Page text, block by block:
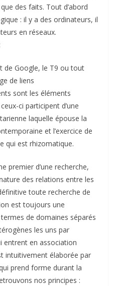
des faits. Tout d’abord
: il y a des ordinateurs, il
en réseaux.
de Google, le T9 ou tout
de liens
sont les éléments
ci participent d’une
laquelle épouse la
et l’exercice de
qui est rhizomatique.
premier d’une recherche,
des relations entre les
toute recherche de
est toujours une
de domaines séparés
les uns par
entrent en association
intuitivement élaborée par
prend forme durant la
nos principes :